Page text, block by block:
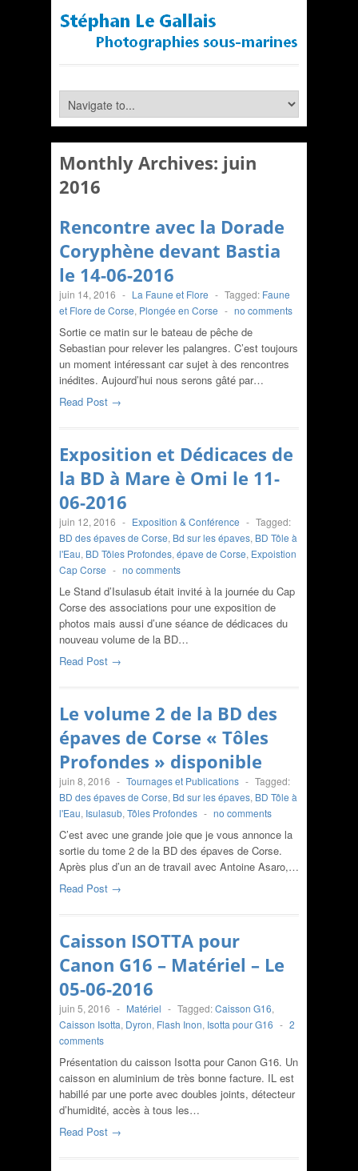
Monthly Archives: juin
2016
Rencontre avec la Dorade
Coryphène devant Bastia
le 14-06-2016
juin 14, 2016 - La Faune et Flore - Tagged: Faune
et Flore de Corse, Plongée en Corse - no comments
Sortie ce matin sur le bateau de pêche de
Sebastian pour relever les palangres. C’est toujours
un moment intéressant car sujet à des rencontres
inédites. Aujourd’hui nous serons gâté par…
Read Post →
Exposition et Dédicaces de
la BD à Mare è Omi le 11-
06-2016
juin 12, 2016 - Exposition & Conférence - Tagged:
BD des épaves de Corse, Bd sur les épaves, BD Tôle à
l'Eau, BD Tôles Profondes, épave de Corse, Expoistion
Cap Corse - no comments
Le Stand d’Isulasub était invité à la journée du Cap
Corse des associations pour une exposition de
photos mais aussi d’une séance de dédicaces du
nouveau volume de la BD…
Read Post →
Le volume 2 de la BD des
épaves de Corse « Tôles
Profondes » disponible
juin 8, 2016 - Tournages et Publications - Tagged:
BD des épaves de Corse, Bd sur les épaves, BD Tôle à
l'Eau, Isulasub, Tôles Profondes - no comments
C’est avec une grande joie que je vous annonce la
sortie du tome 2 de la BD des épaves de Corse.
Après plus d’un an de travail avec Antoine Asaro,…
Read Post →
Caisson ISOTTA pour
Canon G16 – Matériel – Le
05-06-2016
juin 5, 2016 - Matériel - Tagged:Caisson G16,
Caisson Isotta, Dyron, Flash Inon, Isotta pour G16 - 2
comments
Présentation du caisson Isotta pour Canon G16. Un
caisson en aluminium de très bonne facture. IL est
habillé par une porte avec doubles joints, détecteur
d’humidité, accès à tous les…
Read Post →